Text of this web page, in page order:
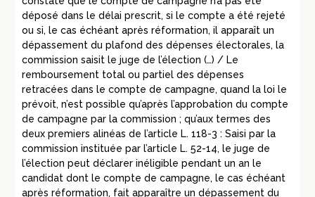
déposé dans le délai prescrit, si le compte a été rejeté
ou si, le cas échéant après réformation, il apparaît un
dépassement du plafond des dépenses électorales, la
commission saisit le juge de l’élection (…) / Le
remboursement total ou partiel des dépenses
retracées dans le compte de campagne, quand la loi le
prévoit, n’est possible qu’après l’approbation du compte
de campagne par la commission ; qu’aux termes des
deux premiers alinéas de l’article L. 118-3 : Saisi par la
commission instituée par l’article L. 52-14, le juge de
l’élection peut déclarer inéligible pendant un an le
candidat dont le compte de campagne, le cas échéant
après réformation, fait apparaître un dépassement du